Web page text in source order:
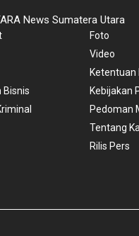
News Sumatera Utara
Bisnis
Foto
Video
Ketentuan
Kebijakan
Pedoman
Tentang
Rilis Pers